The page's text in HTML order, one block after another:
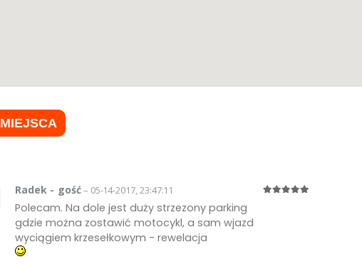
MIEJSCA
Radek - gość– 05-14-2017, 23:47:11
Polecam. Na dole jest duży strzezony parking
gdzie można zostawić motocykl, a sam wjazd
wyciągiem krzesełkowym - rewelacja